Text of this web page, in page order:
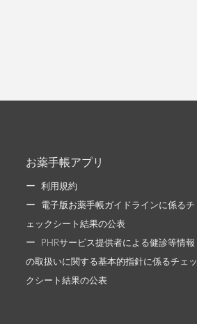
お薬手帳アプリ
利用規約
電子版お薬手帳ガイドラインに係るチ
ェックシート結果の公表
PHRサービス提供者による健診等情報
の取扱いに関する基本的指針に係るチェッ
クシート結果の公表